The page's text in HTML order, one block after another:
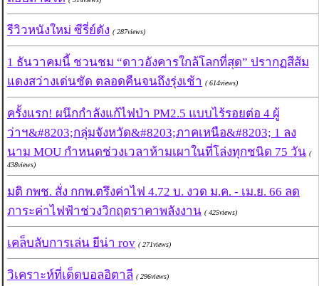
รีวิวหนังใหม่ ซีรี่ย์ดัง ( 287views)
1 ธันวาคมนี้ ชวนชม “ดาวอังคารใกล้โลกที่สุด” ปรากฏสีส้ม
แดงสว่างเด่นชัด ตลอดคืนจนถึงรุ่งเช้า ( 614views)
ครั้งแรก! ผนึกกำลังแก้ไฟป่า PM2.5 แบบไร้รอยต่อ 4 ผู้
ว่าฯ&#8203;กลุ่มจังหวัด&#8203;ภาคเหนือ&#8203; 1 ลง
นาม MOU กำหนดช่วงเวลาห้ามเผาในที่โล่งทุกชนิด 75 วัน (
438views)
มติ กพช. สั่ง กกพ.ตรึงค่าไฟ 4.72 บ. งวด ม.ค. - เม.ย. 66 ลด
ภาระค่าไฟฟ้าช่วงวิกฤตราคาพลังงาน ( 425views)
เคล็บลับการเล่น ยีน่า rov ( 271views)
วิเคราะห์ที่เด็ดบอลอิตาลี ( 296views)